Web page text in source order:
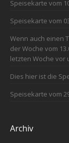
Speisekarte vom
Speisekarte vom
Wenn auch einen
der Woche vom
letzten Woche vor
Dies hier ist die
Speisekarte vom
Archiv